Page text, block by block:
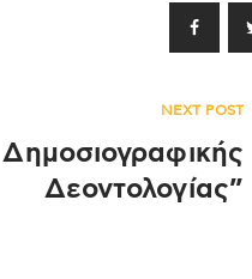
NEXT POST
Δεοντολογίας”